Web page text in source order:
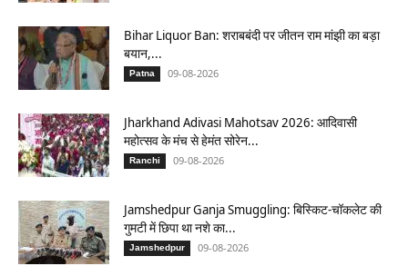
Bihar Liquor Ban: शराबबंदी पर जीतन राम मांझी का बड़ा
बयान,...
Patna 09-08-2026
Jharkhand Adivasi Mahotsav 2026: आदिवासी
महोत्सव के मंच से हेमंत सोरेन...
Ranchi 09-08-2026
Jamshedpur Ganja Smuggling: बिस्किट-चॉकलेट की
गुमटी में छिपा था नशे का...
Jamshedpur 09-08-2026